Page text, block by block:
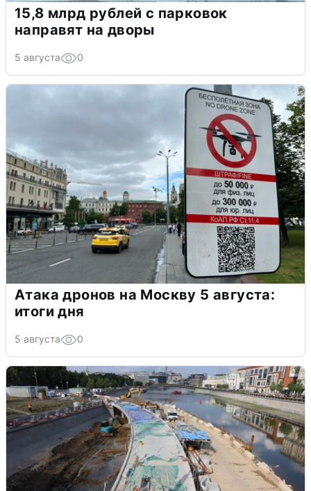
15,8 млрд рублей с парковок
направят на дворы
5 августа 0
Атака дронов на Москву 5 августа:
итоги дня
5 августа 0